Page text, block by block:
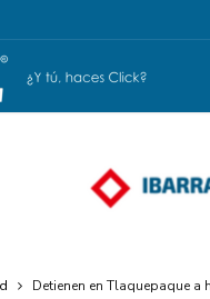
Detienen en Tlaquepaque